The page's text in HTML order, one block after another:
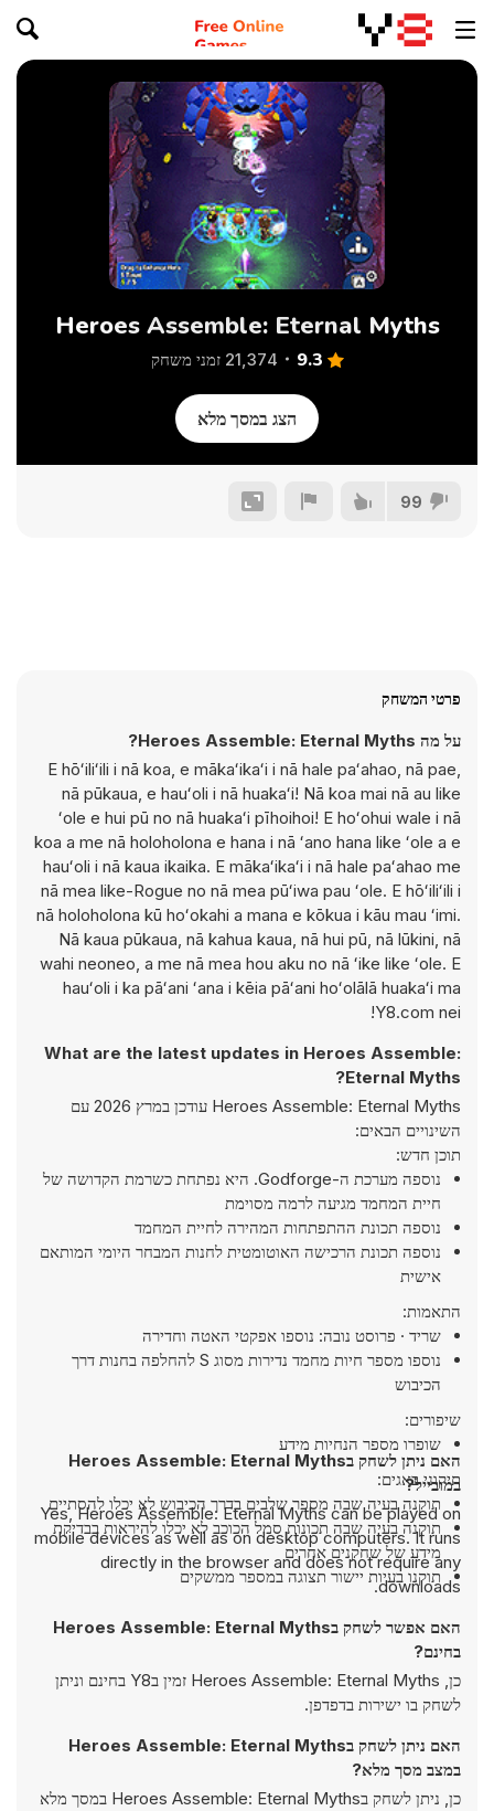
Heroes Assemble: Eternal Myths
9.3 21,374 זמני משחק
הצג במסך מלא
99
פרטי המשחק
על מה Heroes Assemble: Eternal Myths?
E hōʻiliʻili i nā koa, e mākaʻikaʻi i nā hale paʻahao, nā pae,
nā pūkaua, e hauʻoli i nā huakaʻi! Nā koa mai nā au like
ʻole e hui pū no nā huakaʻi pīhoihoi! E hoʻohui wale i nā
koa a me nā holoholona e hana i nā ʻano hana like ʻole a e
hauʻoli i nā kaua ikaika. E mākaʻikaʻi i nā hale paʻahao me
nā mea like-Rogue no nā mea pūʻiwa pau ʻole. E hōʻiliʻili i
nā holoholona kū hoʻokahi a mana e kōkua i kāu mau ʻimi.
Nā kaua pūkaua, nā kahua kaua, nā hui pū, nā lūkini, nā
wahi neoneo, a me nā mea hou aku no nā ʻike like ʻole. E
hauʻoli i ka pāʻani ʻana i kēia pāʻani hoʻolālā huakaʻi ma
Y8.com nei!
What are the latest updates in Heroes Assemble:
Eternal Myths?
Heroes Assemble: Eternal Myths עודכן במרץ 2026 עם
השינויים הבאים:
תוכן חדש:
נוספה מערכת ה-Godforge. היא נפתחת כשרמת הקדושה של
חיית המחמד מגיעה לרמה מסוימת
נוספה תכונת ההתפתחות המהירה לחיית המחמד
נוספה תכונת הרכישה האוטומטית לחנות המבחר היומי המותאם
אישית
התאמות:
שריד · פרוסט נובה: נוספו אפקטי האטה וחדירה
נוספו מספר חיות מחמד נדירות מסוג S להחלפה בחנות דרך
הכיבוש
שיפורים:
שופרו מספר הנחיות מידע
תיקוני באגים:
תוקנה בעיה שבה מספר שלבים בדרך הכיבוש לא יכלו להסתיים
תוקנה בעיה שבה תכונות סמל הכוכב לא יכלו להיראות בבדיקת
מידע של שחקנים אחרים
תוקנו בעיות יישור תצוגה במספר ממשקים
האם ניתן לשחק בHeroes Assemble: Eternal Myths
במובייל?
Yes, Heroes Assemble: Eternal Myths can be played on
mobile devices as well as on desktop computers. It runs
directly in the browser and does not require any
downloads.
האם אפשר לשחק בHeroes Assemble: Eternal Myths
בחינם?
כן, Heroes Assemble: Eternal Myths זמין בY8 בחינם וניתן
לשחק בו ישירות בדפדפן.
האם ניתן לשחק בHeroes Assemble: Eternal Myths
במצב מסך מלא?
כן, ניתן לשחק בHeroes Assemble: Eternal Myths במסך מלא